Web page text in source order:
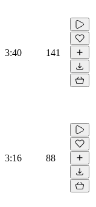
3:40 141
3:16 88